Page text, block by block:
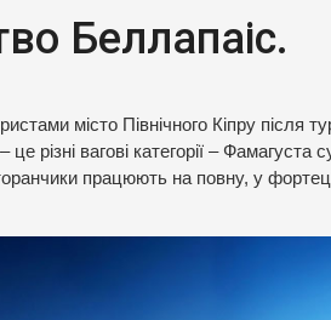
Беллапаіс.
місто Північного Кіпру після
різні вагові категорії – Фамагуста
працюють на повну, у фортеці